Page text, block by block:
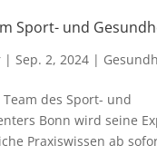
Sport- und
| Sep. 2, 2024|
des Sport- und
Bonn wird seine
Praxiswissen ab